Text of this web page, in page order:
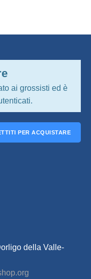
ai grossisti ed è
PER ACQUISTARE
della Valle-